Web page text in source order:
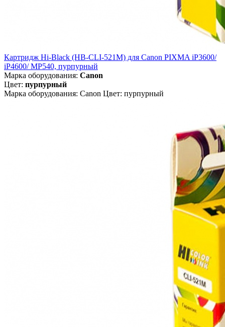
Картридж Hi-Black (HB-CLI-521M) для Canon PIXMA iP3600/
iP4600/ MP540, пурпурный
Марка оборудования: Canon
Цвет: пурпурный
Марка оборудования: Canon Цвет: пурпурный